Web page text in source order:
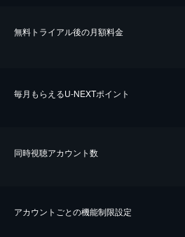
無料トライアル後の⽉額料金
毎⽉もらえるU-NEXTポイント
同時視聴アカウント数
アカウントごとの機能制限設定